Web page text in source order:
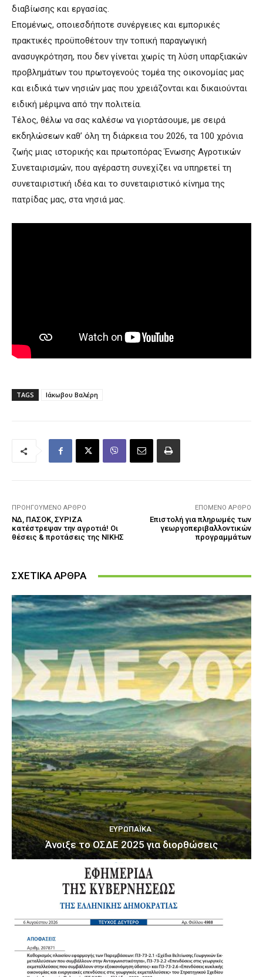
διαβίωσης και εργασίας.
Επομένως, οποιεσδήποτε συνέργειες και εμπορικές
πρακτικές προϋποθέτουν την τοπική παραγωγική
ανασυγκρότηση, που δεν γίνεται χωρίς τη λύση υπαρξιακών
προβλημάτων του πρωτογενούς τομέα της οικονομίας μας
και ειδικά των νησιών μας που χρειάζονται και δικαιούνται
ειδική μέριμνα από την πολιτεία.
Τέλος, θέλω να σας καλέσω να γιορτάσουμε, με σειρά
εκδηλώσεων καθ’ όλη τη διάρκεια του 2026, τα 100 χρόνια
ζωής μιας ιστορικής και πρωτοπόρας Ένωσης Αγροτικών
Συνεταιρισμών, που αγέραστη συνεχίζει να υπηρετεί τη
συνεταιριστική ιδέα και το συνεταιριστικό κίνημα της
πατρίδας μας, στα νησιά μας.
TAGS Ιάκωβου Βαλέρη
ΠΡΟΗΓΟΎΜΕΝΟ ΆΡΘΡΟ
ΝΔ, ΠΑΣΟΚ, ΣΥΡΙΖΑ
κατέστρεψαν την αγροτιά! Οι
θέσεις & προτάσεις της ΝΙΚΗΣ
ΕΠΌΜΕΝΟ ΆΡΘΡΟ
Επιστολή για πληρωμές των
γεωργοπεριβαλλοντικών
προγραμμάτων
ΣΧΕΤΙΚΑ ΑΡΘΡΑ
ΕΥΡΩΠΑΪΚΆ
Άνοιξε το ΟΣΔΕ 2025 για διορθώσεις